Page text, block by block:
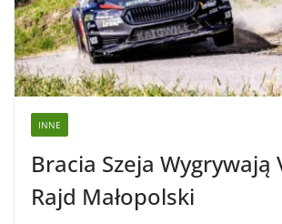
INNE
Bracia Szeja Wygrywają
Rajd Małopolski